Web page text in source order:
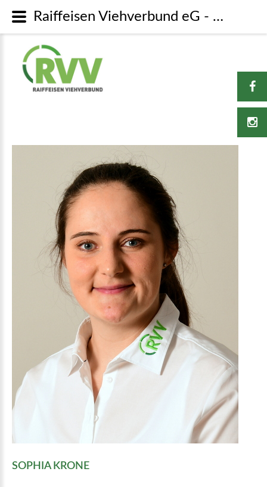
SOPHIA KRONE
Raiffeisen Viehverbund eG - QS /ITW / Beratung